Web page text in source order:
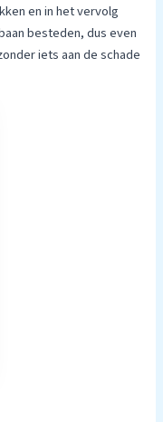
en in het vervolg
besteden, dus even
iets aan de schade